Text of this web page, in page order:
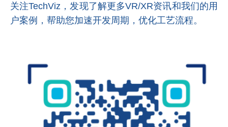
关注TechViz，发现了解更多VR/XR资讯和我们的用
户案例，帮助您加速开发周期，优化工艺流程。